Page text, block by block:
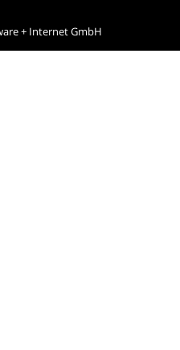
+ Internet GmbH